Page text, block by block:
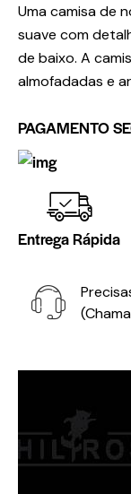
Uma camisa de
suave com
de baixo. A
almofadadas e
PAGAMENTO
Entrega Rápida